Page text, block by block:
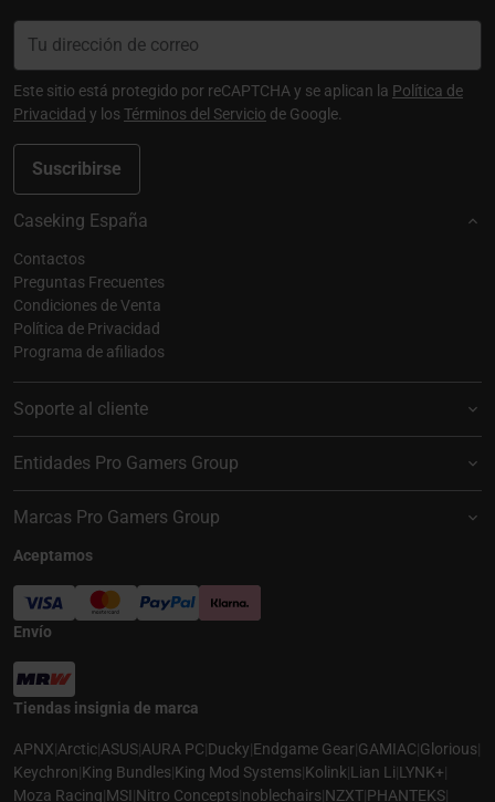
Suscribirse
Este sitio está protegido por reCAPTCHA y se aplican la Política de
Privacidad y losTérminos del Servicio de Google.
Caseking España
Contactos
Preguntas Frecuentes
Condiciones de Venta
Política de Privacidad
Programa de afiliados
Soporte al cliente
Entidades Pro Gamers Group
Marcas Pro Gamers Group
Aceptamos
Envío
Tiendas insignia de marca
APNX|Arctic|ASUS|AURA PC|Ducky|Endgame Gear|GAMIAC|Glorious|
Keychron|King Bundles|King Mod Systems|Kolink|Lian Li|LYNK+|
Moza Racing|MSI|Nitro Concepts|noblechairs|NZXT|PHANTEKS|